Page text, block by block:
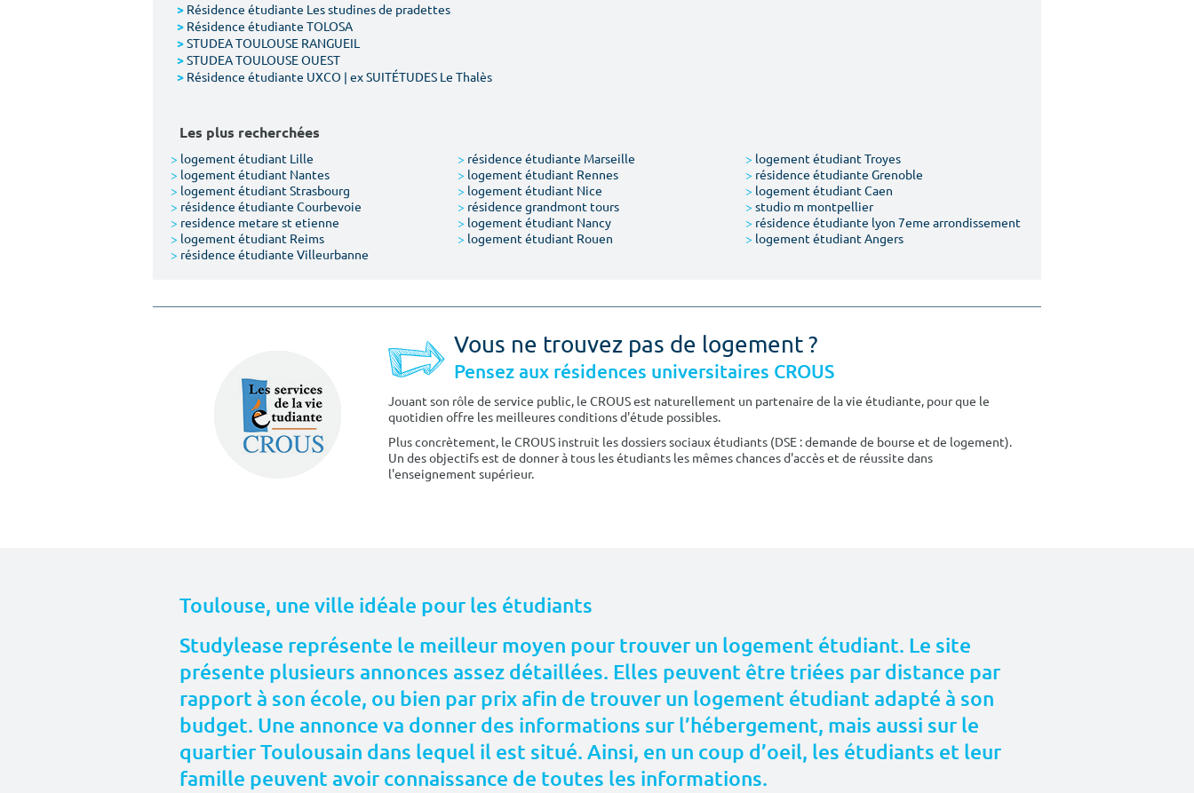
> Résidence étudiante Les studines de pradettes
> Résidence étudiante TOLOSA
>STUDEA TOULOUSE RANGUEIL
>STUDEA TOULOUSE OUEST
> Résidence étudiante UXCO | ex SUITÉTUDES Le Thalès
Les plus recherchées
> logement étudiant Lille > résidence étudiante Marseille > logement étudiant Troyes
> logement étudiant Nantes > logement étudiant Rennes > résidence étudiante Grenoble
> logement étudiant Strasbourg > logement étudiant Nice > logement étudiant Caen
> résidence étudiante Courbevoie > résidence grandmont tours > studio m montpellier
> residence metare st etienne > logement étudiant Nancy > résidence étudiante lyon 7eme arrondissement
> logement étudiant Reims > logement étudiant Rouen > logement étudiant Angers
> résidence étudiante Villeurbanne
Vous ne trouvez pas de logement ?
Pensez aux résidences universitaires CROUS
Jouant son rôle de service public, le CROUS est naturellement un partenaire de la vie étudiante, pour que le
quotidien offre les meilleures conditions d'étude possibles.
Plus concrètement, le CROUS instruit les dossiers sociaux étudiants (DSE : demande de bourse et de logement).
Un des objectifs est de donner à tous les étudiants les mêmes chances d'accès et de réussite dans
l'enseignement supérieur.
Toulouse, une ville idéale pour les étudiants
Studylease représente le meilleur moyen pour trouver un logement étudiant. Le site
présente plusieurs annonces assez détaillées. Elles peuvent être triées par distance par
rapport à son école, ou bien par prix afin de trouver un logement étudiant adapté à son
budget. Une annonce va donner des informations sur l’hébergement, mais aussi sur le
quartier Toulousain dans lequel il est situé. Ainsi, en un coup d’oeil, les étudiants et leur
famille peuvent avoir connaissance de toutes les informations.